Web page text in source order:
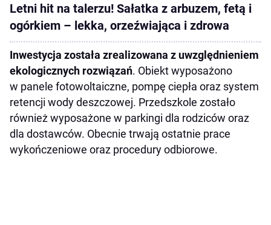
Letni hit na talerzu! Sałatka z arbuzem, fetą i
ogórkiem – lekka, orzeźwiająca i zdrowa
Inwestycja została zrealizowana z uwzględnieniem
ekologicznych rozwiązań. Obiekt wyposażono
w panele fotowoltaiczne, pompę ciepła oraz system
retencji wody deszczowej. Przedszkole zostało
również wyposażone w parkingi dla rodziców oraz
dla dostawców. Obecnie trwają ostatnie prace
wykończeniowe oraz procedury odbiorowe.